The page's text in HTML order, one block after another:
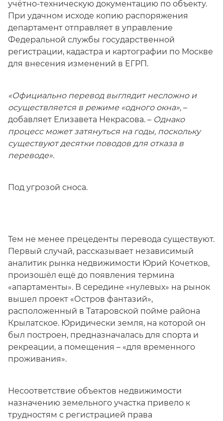
учётно-техническую документацию по объекту.
При удачном исходе копию распоряжения
департамент отправляет в управление
Федеральной службы государственной
регистрации, кадастра и картографии по Москве
для внесения изменений в ЕГРП.
«Официально перевод выглядит несложно и
осуществляется в режиме «одного окна», –
добавляет Елизавета Некрасова. – Однако
процесс может затянуться на годы, поскольку
существуют десятки поводов для отказа в
переводе».
Под угрозой сноса.
Тем не менее прецеденты перевода существуют.
Первый случай, рассказывает независимый
аналитик рынка недвижимости Юрий Кочетков,
произошёл ещё до появления термина
«апартаменты». В середине «нулевых» на рынок
вышел проект «Остров фантазий»,
расположенный в Татаровской пойме района
Крылатское. Юридически земля, на которой он
был построен, предназначалась для спорта и
рекреации, а помещения – «для временного
проживания».
Несоответствие объектов недвижимости
назначению земельного участка привело к
трудностям с регистрацией права